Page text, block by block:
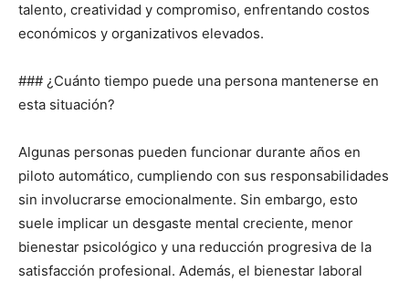
talento, creatividad y compromiso, enfrentando costos
económicos y organizativos elevados.
### ¿Cuánto tiempo puede una persona mantenerse en
esta situación?
Algunas personas pueden funcionar durante años en
piloto automático, cumpliendo con sus responsabilidades
sin involucrarse emocionalmente. Sin embargo, esto
suele implicar un desgaste mental creciente, menor
bienestar psicológico y una reducción progresiva de la
satisfacción profesional. Además, el bienestar laboral